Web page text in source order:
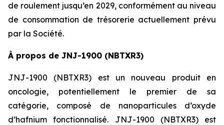
de roulement jusqu’en 2029, conformément au niveau
de consommation de trésorerie actuellement prévu
par la Société.
À propos de JNJ-1900 (NBTXR3)
JNJ-1900 (NBTXR3) est un nouveau produit en
oncologie, potentiellement le premier de sa
catégorie, composé de nanoparticules d’oxyde
d’hafnium fonctionnalisé. JNJ-1900 (NBTXR3) est